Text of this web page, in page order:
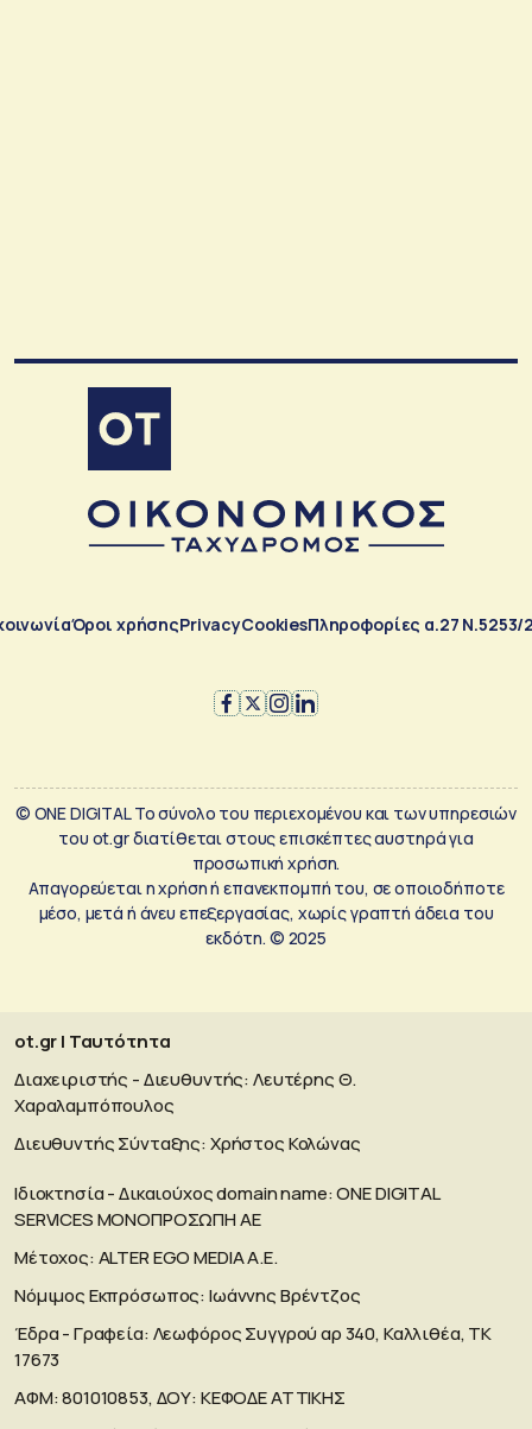
Όροι χρήσηςPrivacyCookiesΠληροφορίες α.27 Ν.5253/
© ONE DIGITAL Το σύνολο του περιεχομένου και των υπηρεσιών
του ot.gr διατίθεται στους επισκέπτες αυστηρά για
προσωπική χρήση.
Απαγορεύεται η χρήση ή επανεκπομπή του, σε οποιοδήποτε
μέσο, μετά ή άνευ επεξεργασίας, χωρίς γραπτή άδεια του
εκδότη. © 2025
ot.gr | Ταυτότητα
Διαχειριστής - Διευθυντής: Λευτέρης Θ.
Χαραλαμπόπουλος
Διευθυντής Σύνταξης: Χρήστος Κολώνας
Ιδιοκτησία - Δικαιούχος domain name: ΟΝΕ DIGITAL
SERVICES MONOΠΡΟΣΩΠΗ ΑΕ
Μέτοχος: ALTER EGO MEDIA A.E.
Νόμιμος Εκπρόσωπος: Ιωάννης Βρέντζος
Έδρα - Γραφεία: Λεωφόρος Συγγρού αρ 340, Καλλιθέα, ΤΚ
17673
ΑΦΜ: 801010853, ΔΟΥ: ΚΕΦΟΔΕ ΑΤΤΙΚΗΣ